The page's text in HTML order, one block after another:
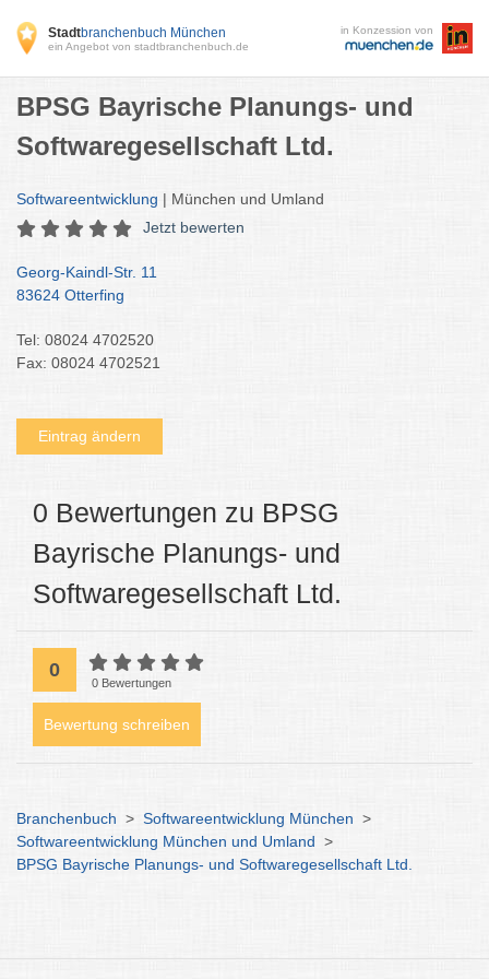
Stadtbranchenbuch München
ein Angebot von stadtbranchenbuch.de
in Konzession von
BPSG Bayrische Planungs- und
Softwaregesellschaft Ltd.
Softwareentwicklung | München und Umland
Jetzt bewerten
Georg-Kaindl-Str. 11
83624 Otterfing
Tel: 08024 4702520
Fax: 08024 4702521
Eintrag ändern
0 Bewertungen zu BPSG
Bayrische Planungs- und
Softwaregesellschaft Ltd.
0
0 Bewertungen
Bewertung schreiben
Branchenbuch > Softwareentwicklung München >
Softwareentwicklung München und Umland >
BPSG Bayrische Planungs- und Softwaregesellschaft Ltd.